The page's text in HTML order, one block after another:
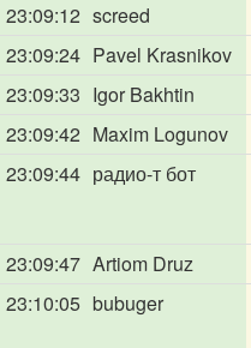
23:09:12 screed
23:09:24 Pavel Krasnikov
23:09:33 Igor Bakhtin
23:09:42 Maxim Logunov
23:09:44 радио-т бот
23:09:47 Artiom Druz
23:10:05 bubuger